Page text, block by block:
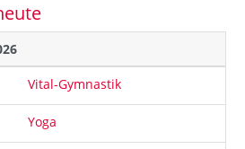
Vital-Gymnastik
Yoga